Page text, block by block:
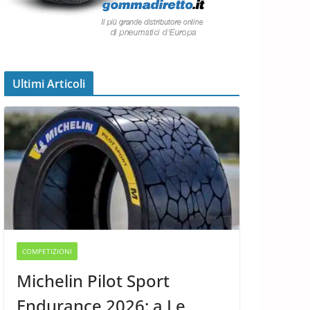
Ultimi Articoli
COMPETIZIONI
Michelin Pilot Sport